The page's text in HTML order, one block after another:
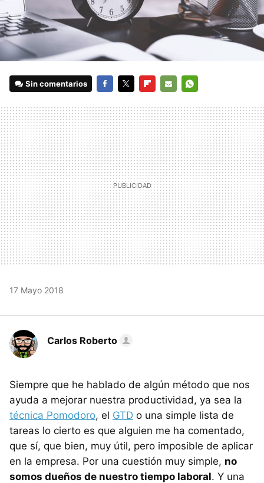
Sin comentarios
MAIL
17 Mayo 2018
Carlos Roberto
Siempre que he hablado de algún método que nos
ayuda a mejorar nuestra productividad, ya sea la
técnica Pomodoro, el GTD o una simple lista de
tareas lo cierto es que alguien me ha comentado,
que sí, que bien, muy útil, pero imposible de aplicar
en la empresa. Por una cuestión muy simple, no
somos dueños de nuestro tiempo laboral. Y una